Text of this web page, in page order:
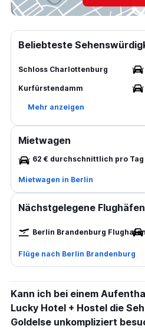
Beliebteste
Schloss Charlottenburg
Kurfürstendamm
Mehr anzeigen
Mietwagen
62 € durchschnittlich pro Tag
Mietwagen in Berlin
Nächstgelegene Flughäfen
Berlin Brandenburg Flughafen
Flüge nach Berlin Brandenburg
Kann ich bei einem
Lucky Hotel + Hostel die
Goldelse unkompliziert